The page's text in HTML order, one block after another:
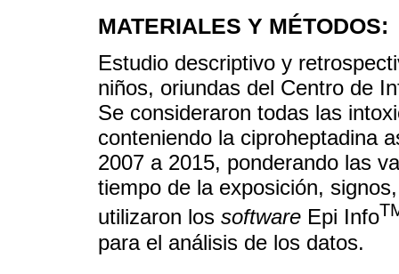
MATERIALES Y MÉTODOS:
Estudio descriptivo y
niños, oriundas del Centro de
Se consideraron todas las
conteniendo la ciproheptadina
2007 a 2015, ponderando las
tiempo de la exposición,
utilizaron los software Epi Info
para el análisis de los datos.